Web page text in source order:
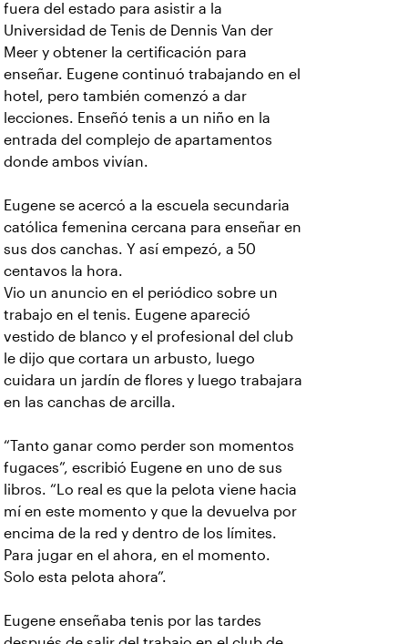
fuera del estado para asistir a la
Universidad de Tenis de Dennis Van der
Meer y obtener la certificación para
enseñar. Eugene continuó trabajando en el
hotel, pero también comenzó a dar
lecciones. Enseñó tenis a un niño en la
entrada del complejo de apartamentos
donde ambos vivían.
Eugene se acercó a la escuela secundaria
católica femenina cercana para enseñar en
sus dos canchas. Y así empezó, a 50
centavos la hora.
Vio un anuncio en el periódico sobre un
trabajo en el tenis. Eugene apareció
vestido de blanco y el profesional del club
le dijo que cortara un arbusto, luego
cuidara un jardín de flores y luego trabajara
en las canchas de arcilla.
“Tanto ganar como perder son momentos
fugaces”, escribió Eugene en uno de sus
libros. “Lo real es que la pelota viene hacia
mí en este momento y que la devuelva por
encima de la red y dentro de los límites.
Para jugar en el ahora, en el momento.
Solo esta pelota ahora”.
Eugene enseñaba tenis por las tardes